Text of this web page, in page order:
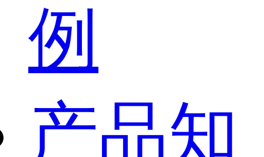
例
产品知